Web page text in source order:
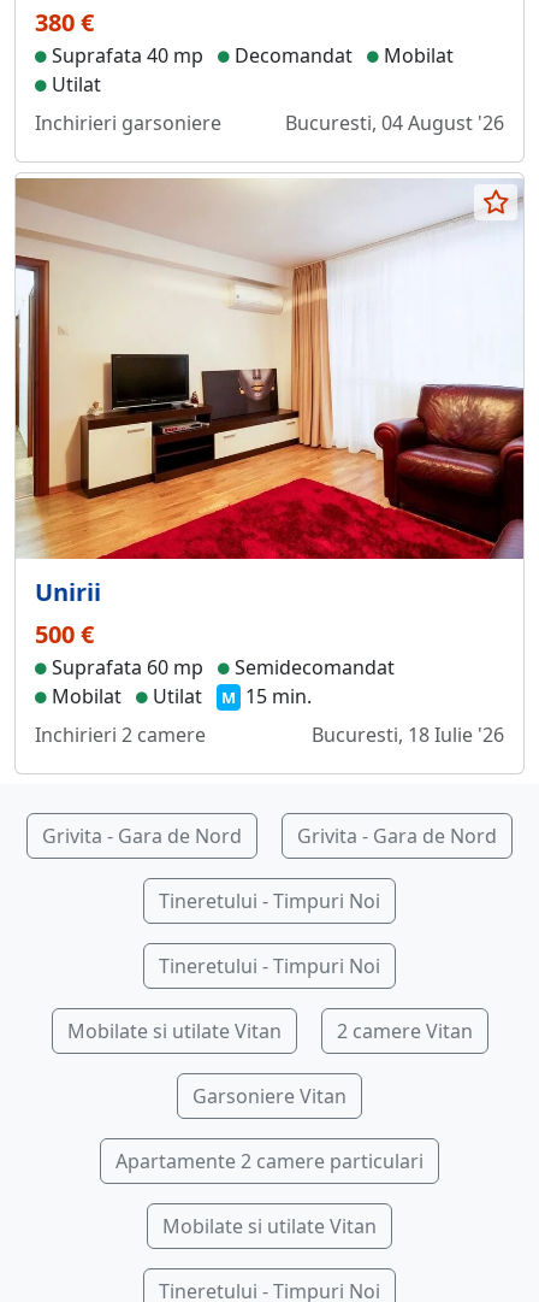
380 €
Suprafata 40 mp Decomandat
Mobilat
Utilat
Inchirieri garsoniere
Bucuresti, 04 August '26
Unirii
500 €
Suprafata 60 mp
Semidecomandat
Mobilat
Utilat M 15 min.
Inchirieri 2 camere
Bucuresti, 18 Iulie '26
Grivita - Gara de Nord Grivita - Gara de Nord
Tineretului - Timpuri Noi
Tineretului - Timpuri Noi
Mobilate si utilate Vitan 2 camere Vitan
Garsoniere Vitan
Apartamente 2 camere particulari
Mobilate si utilate Vitan
Tineretului - Timpuri Noi